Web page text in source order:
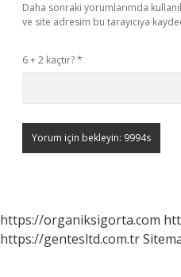
Daha sonraki yorumlarımda
ve site adresim bu tarayıcıya
6 + 2 kaçtır?*
https://organiksigorta.com
https://gentesltd.com.tr